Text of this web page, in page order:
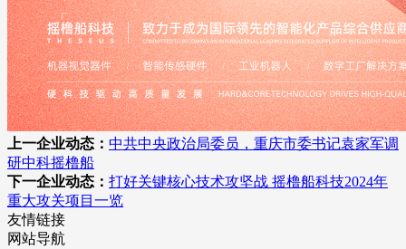
上一企业动态： 中共中央政治局委员，重庆市委书记袁家军调
研中科摇橹船
下一企业动态： 打好关键核心技术攻坚战 摇橹船科技2024年
重大攻关项目一览
友情链接
网站导航